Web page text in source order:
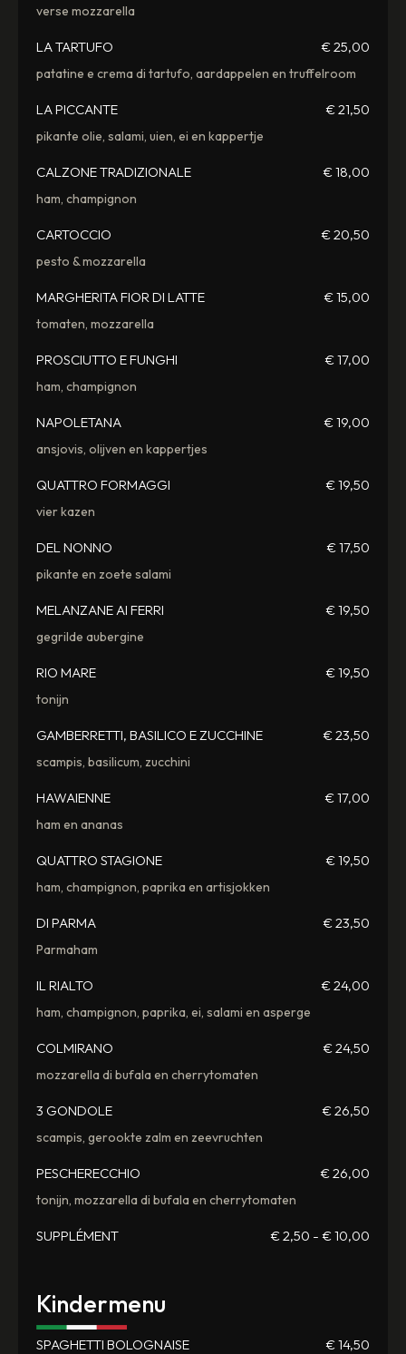
verse mozzarella
LA TARTUFO € 25,00
patatine e crema di tartufo, aardappelen en truffelroom
LA PICCANTE € 21,50
pikante olie, salami, uien, ei en kappertje
CALZONE TRADIZIONALE € 18,00
ham, champignon
CARTOCCIO € 20,50
pesto & mozzarella
MARGHERITA FIOR DI LATTE € 15,00
tomaten, mozzarella
PROSCIUTTO E FUNGHI € 17,00
ham, champignon
NAPOLETANA € 19,00
ansjovis, olijven en kappertjes
QUATTRO FORMAGGI € 19,50
vier kazen
DEL NONNO € 17,50
pikante en zoete salami
MELANZANE AI FERRI € 19,50
gegrilde aubergine
RIO MARE € 19,50
tonijn
GAMBERRETTI, BASILICO E ZUCCHINE € 23,50
scampis, basilicum, zucchini
HAWAIENNE € 17,00
ham en ananas
QUATTRO STAGIONE € 19,50
ham, champignon, paprika en artisjokken
DI PARMA € 23,50
Parmaham
IL RIALTO € 24,00
ham, champignon, paprika, ei, salami en asperge
COLMIRANO € 24,50
mozzarella di bufala en cherrytomaten
3 GONDOLE € 26,50
scampis, gerookte zalm en zeevruchten
PESCHERECCHIO € 26,00
tonijn, mozzarella di bufala en cherrytomaten
SUPPLÉMENT € 2,50 - € 10,00
Kindermenu
SPAGHETTI BOLOGNAISE € 14,50